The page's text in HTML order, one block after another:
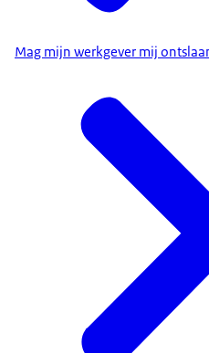
Mag mijn werkgever mij